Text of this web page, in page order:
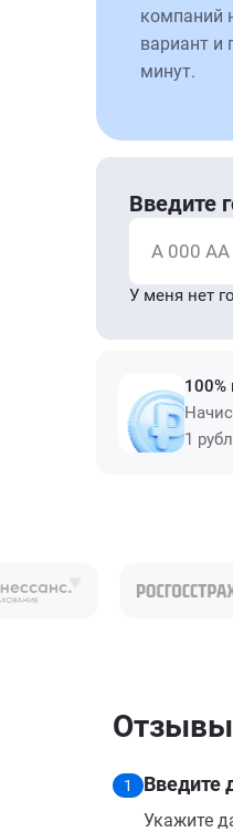
компаний
вариант и
минут.
Введите
А 000 АА
У меня нет
100%
1
Отзывы
1 Введите
Укажите